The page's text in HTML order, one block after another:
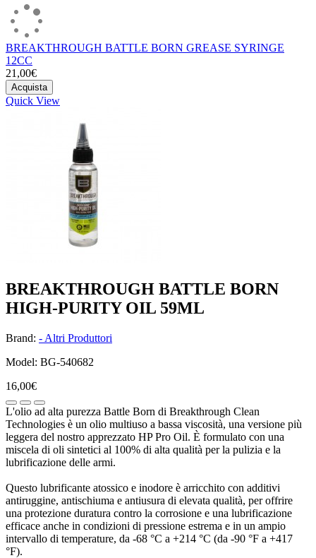
BREAKTHROUGH BATTLE BORN GREASE SYRINGE
12CC
21,00€
Acquista
Quick View
BREAKTHROUGH BATTLE BORN
HIGH-PURITY OIL 59ML
Brand: - Altri Produttori
Model: BG-540682
16,00€
L'olio ad alta purezza Battle Born di Breakthrough Clean
Technologies è un olio multiuso a bassa viscosità, una versione più
leggera del nostro apprezzato HP Pro Oil. È formulato con una
miscela di oli sintetici al 100% di alta qualità per la pulizia e la
lubrificazione delle armi.
Questo lubrificante atossico e inodore è arricchito con additivi
antiruggine, antischiuma e antiusura di elevata qualità, per offrire
una protezione duratura contro la corrosione e una lubrificazione
efficace anche in condizioni di pressione estrema e in un ampio
intervallo di temperature, da -68 °C a +214 °C (da -90 °F a +417
°F).